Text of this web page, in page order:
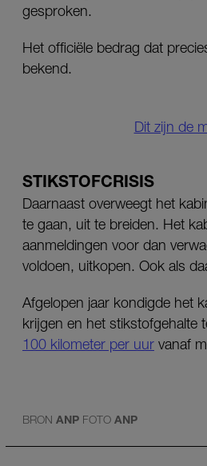
gesproken.
Het officiële bedrag dat
bekend.
Dit zijn de
STIKSTOFCRISIS
Daarnaast overweegt het
te gaan, uit te breiden. Het
aanmeldingen voor dan
voldoen, uitkopen. Ook als
Afgelopen jaar kondigde het
krijgen en het stikstofgehalte
100 kilometer per uur vanaf
BRON ANP FOTO ANP